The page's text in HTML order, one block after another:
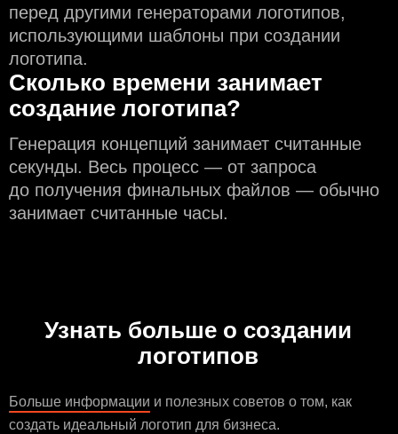
перед другими генераторами логотипов,
использующими шаблоны при создании
логотипа.
Сколько времени занимает
создание логотипа?
Генерация концепций занимает считанные
секунды. Весь процесс — от запроса
до получения финальных файлов — обычно
занимает считанные часы.
Узнать больше о создании
логотипов
Больше информации и полезных советов о том, как
создать идеальный логотип для бизнеса.